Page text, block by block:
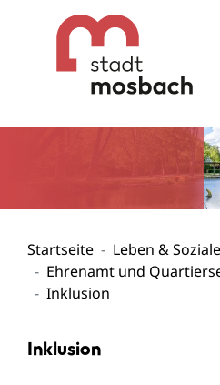
Gehe zum
Gehe zum Inhalt
Startseite
Leben &
Ehrenamt und
Inklusion
Inklusion